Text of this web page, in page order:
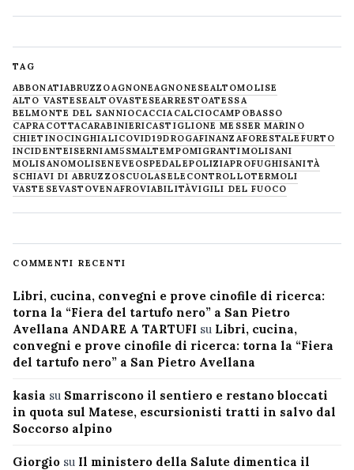
TAG
ABBONATIABRUZZOAGNONEAGNONESEALTOMOLISE
ALTO VASTESEALTOVASTESEARRESTOATESSA
BELMONTE DEL SANNIOCACCIACALCIOCAMPOBASSO
CAPRACOTTACARABINIERICASTIGLIONE MESSER MARINO
CHIETINOCINGHIALICOVID19DROGAFINANZAFORESTALE FURTO
INCIDENTEISERNIAM5SMALTEMPOMIGRANTIMOLISANI
MOLISANOMOLISENEVE OSPEDALEPOLIZIAPROFUGHISANITÀ
SCHIAVI DI ABRUZZOSCUOLASELECONTROLLOTERMOLI
VASTESEVASTOVENAFROVIABILITÀVIGILI DEL FUOCO
COMMENTI RECENTI
Libri, cucina, convegni e prove cinofile di ricerca:
torna la “Fiera del tartufo nero” a San Pietro
Avellana ANDARE A TARTUFI su Libri, cucina,
convegni e prove cinofile di ricerca: torna la “Fiera
del tartufo nero” a San Pietro Avellana
kasia su Smarriscono il sentiero e restano bloccati
in quota sul Matese, escursionisti tratti in salvo dal
Soccorso alpino
Giorgio su Il ministero della Salute dimentica il